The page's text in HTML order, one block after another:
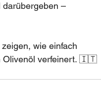
–
wie einfach
Olivenöl verfeinert. 🇮🇹